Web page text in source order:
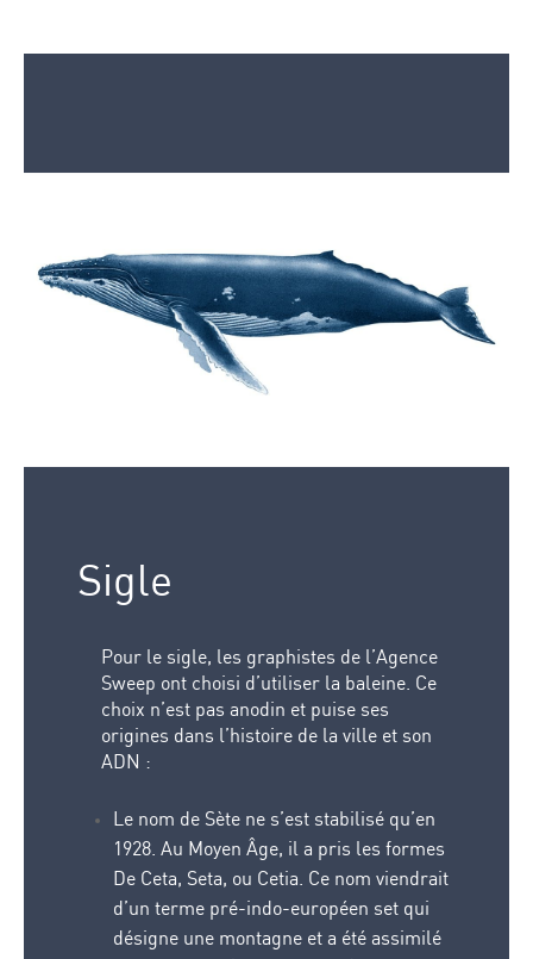
Sigle
Pour le sigle, les graphistes de l’Agence
Sweep ont choisi d’utiliser la baleine. Ce
choix n’est pas anodin et puise ses
origines dans l’histoire de la ville et son
ADN :
Le nom de Sète ne s’est stabilisé qu’en
1928. Au Moyen Âge, il a pris les formes
De Ceta, Seta, ou Cetia. Ce nom viendrait
d’un terme pré-indo-européen set qui
désigne une montagne et a été assimilé